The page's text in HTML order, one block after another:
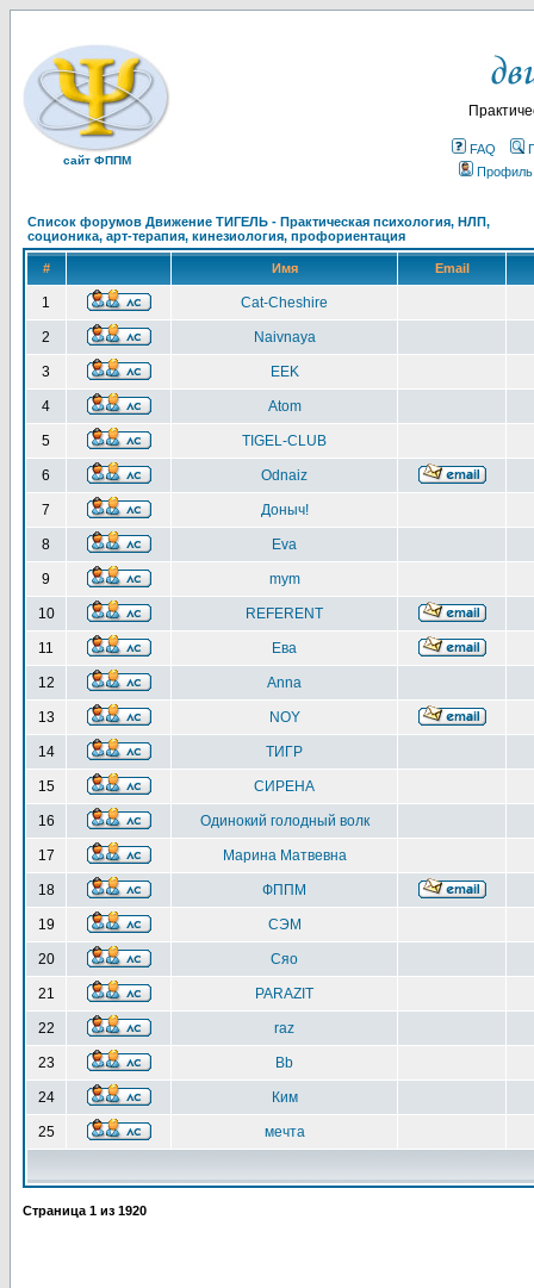
сайт ФППМ
FAQ
Профиль
Список форумов Движение ТИГЕЛЬ - Практическая психология, НЛП,
соционика, арт-терапия, кинезиология, профориентация
# Имя Email
1 Cat-Cheshire
2 Naivnaya
3 EEK
4 Atom
5 TIGEL-CLUB
6 Odnaiz
7 Доныч!
8 Eva
9 mym
10 REFERENT
11 Ева
12 Anna
13 NOY
14 ТИГР
15 СИРЕНА
16 Одинокий голодный волк
17 Марина Матвевна
18 ФППМ
19 СЭМ
20 Сяо
21 PARAZIT
22 raz
23 Bb
24 Ким
25 мечта
Страница 1 из 1920